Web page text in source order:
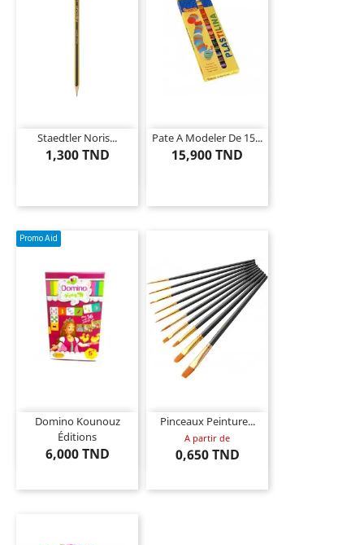
Staedtler Noris...
1,300 TND
Pate A Modeler De 15...
15,900 TND
Promo Aid
Domino Kounouz
Éditions
6,000 TND
Pinceaux Peinture...
A partir de
0,650 TND